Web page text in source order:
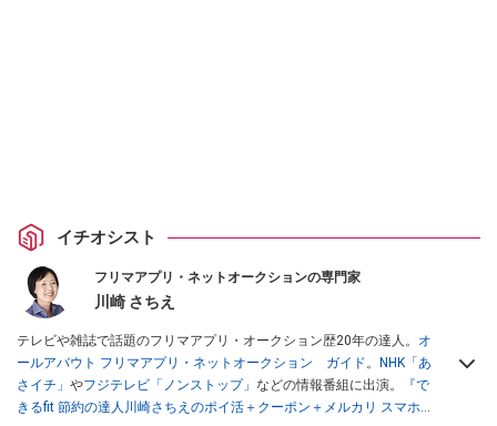
イチオシスト
フリマアプリ・ネットオークションの専門家
川崎 さちえ
テレビや雑誌で話題のフリマアプリ・オークション歴20年の達人。 オ
ールアバウト フリマアプリ・ネットオークション ガイド。
NHK「あ
さイチ」 やフジテレビ「ノンストップ」 などの情報番組に出演。
『で
きるfit 節約の達人川崎さちえのポイ活＋クーポン＋メルカリ スマホで